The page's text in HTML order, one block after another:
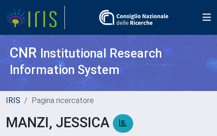
CNR Institutional Research
Information System
IRIS Pagina ricercatore
MANZI, JESSICA